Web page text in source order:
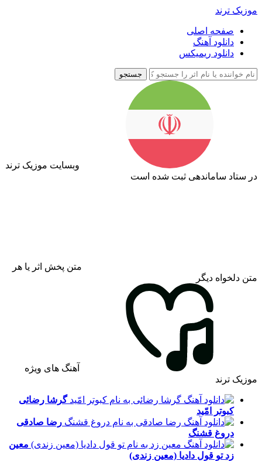
موزیک ترند
صفحه اصلی
دانلود آهنگ
دانلود ریمیکس
جستجو
وبسایت موزیک ترند
در ستاد ساماندهی ثبت شده است
متن پخش اثر یا هر
متن دلخواه دیگر
آهنگ های ویژه
موزیک ترند
گرشا رضائی
کبوتر امّید
رضا صادقی
دروغ قشنگ
معین
زدتو قول دادیا (معین زندی)